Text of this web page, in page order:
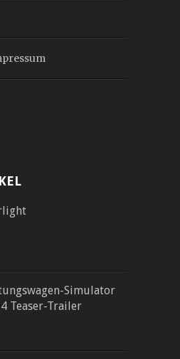
Simulator
Teaser-Trailer